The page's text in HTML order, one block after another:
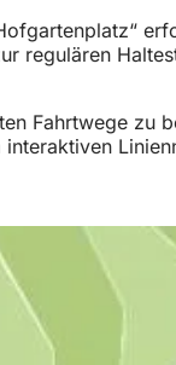
regulären
Fahrtwege zu
interaktiven